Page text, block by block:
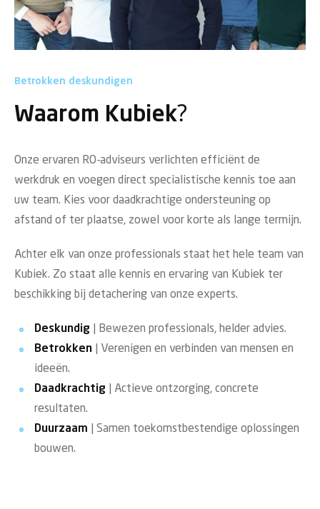
Betrokken deskundigen
Waarom Kubiek?
Onze ervaren RO-adviseurs verlichten efficiënt de
werkdruk en voegen direct specialistische kennis toe aan
uw team. Kies voor daadkrachtige ondersteuning op
afstand of ter plaatse, zowel voor korte als lange termijn.
Achter elk van onze professionals staat het hele team van
Kubiek. Zo staat alle kennis en ervaring van Kubiek ter
beschikking bij detachering van onze experts.
Deskundig | Bewezen professionals, helder advies.
Betrokken | Verenigen en verbinden van mensen en
ideeën.
Daadkrachtig | Actieve ontzorging, concrete
resultaten.
Duurzaam | Samen toekomstbestendige oplossingen
bouwen.